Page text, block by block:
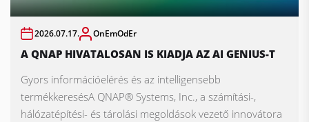
2026.07.17. OnEmOdEr
A QNAP HIVATALOSAN IS KIADJA AZ AI GENIUS-T
Gyors információelérés és az intelligensebb
termékkeresésA QNAP® Systems, Inc., a számítási-,
hálózatépítési- és tárolási megoldások vezető innovátora